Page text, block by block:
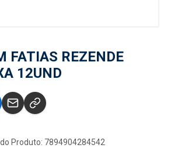
FATIAS REZENDE
12UND
Produto: 7894904284542